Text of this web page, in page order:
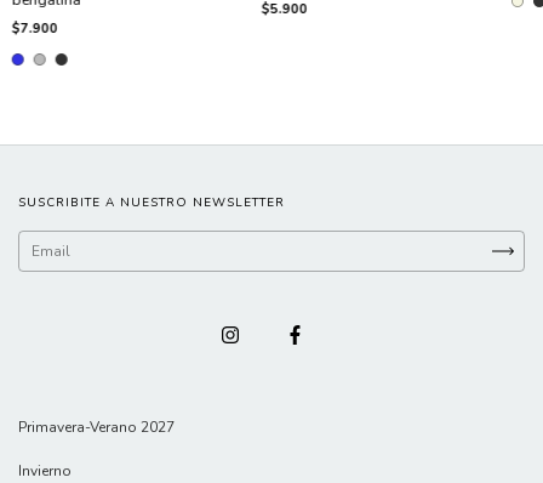
$7.900
$5.900
SUSCRIBITE A NUESTRO NEWSLETTER
Primavera-Verano 2027
Invierno